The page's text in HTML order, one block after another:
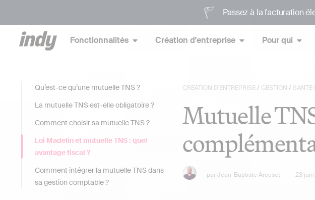
Passez à la facturation
Fonctionnalités Création d'entreprise Pour qui
CRÉATION D'ENTREPRISE/ GESTION / SANTÉ
Mutuelle
parJean-Baptiste Arcuset 23
Qu’est-ce qu’une mutuelle TNS ?
La mutuelle TNS est-elle obligatoire ?
Comment choisir sa mutuelle TNS ?
Loi Madelin et mutuelle TNS : quel
avantage fiscal ?
Comment intégrer la mutuelle TNS dans
sa gestion comptable ?